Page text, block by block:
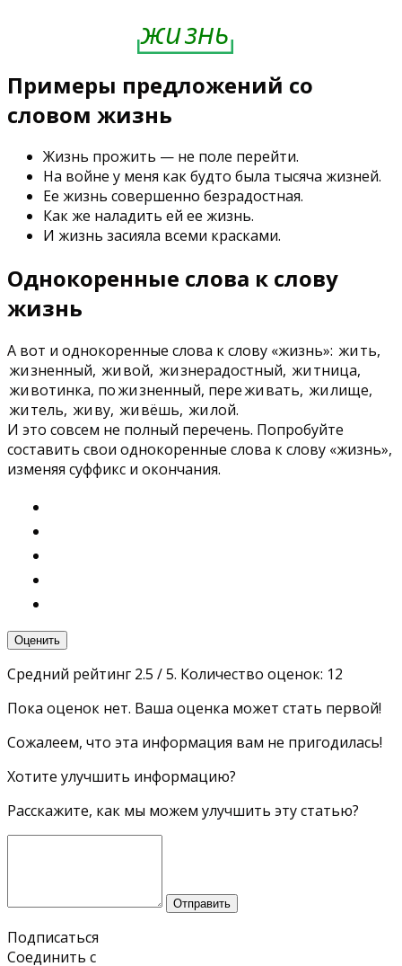
жизнь
Примеры предложений со
словом жизнь
Жизнь прожить — не поле перейти.
На войне у меня как будто была тысяча жизней.
Ее жизнь совершенно безрадостная.
Как же наладить ей ее жизнь.
И жизнь засияла всеми красками.
Однокоренные слова к слову
жизнь
А вот и однокоренные слова к слову «жизнь»: жить,
жизненный, живой, жизнерадостный, житница,
животинка, пожизненный, переживать, жилище,
житель, живу, живёшь, жилой.
И это совсем не полный перечень. Попробуйте
составить свои однокоренные слова к слову «жизнь»,
изменяя суффикс и окончания.
Оценить
Средний рейтинг 2.5 / 5. Количество оценок: 12
Пока оценок нет. Ваша оценка может стать первой!
Сожалеем, что эта информация вам не пригодилась!
Хотите улучшить информацию?
Расскажите, как мы можем улучшить эту статью?
Отправить
Подписаться
Соединить с